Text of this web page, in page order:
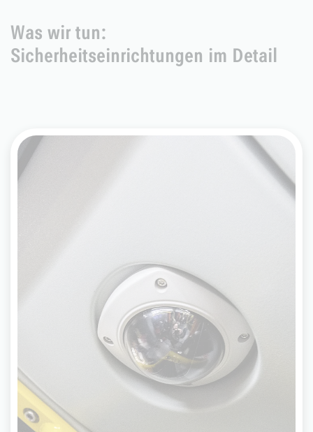
Was wir tun:
Sicherheitseinrichtungen im Detail
Fahrzeugkameras
Fahrzeugkameras überwachen Straßen- und U-
Bahnen. Auf die Daten können wir zu Ihrer
Sicherheit 72 Stunden lang zugreifen.